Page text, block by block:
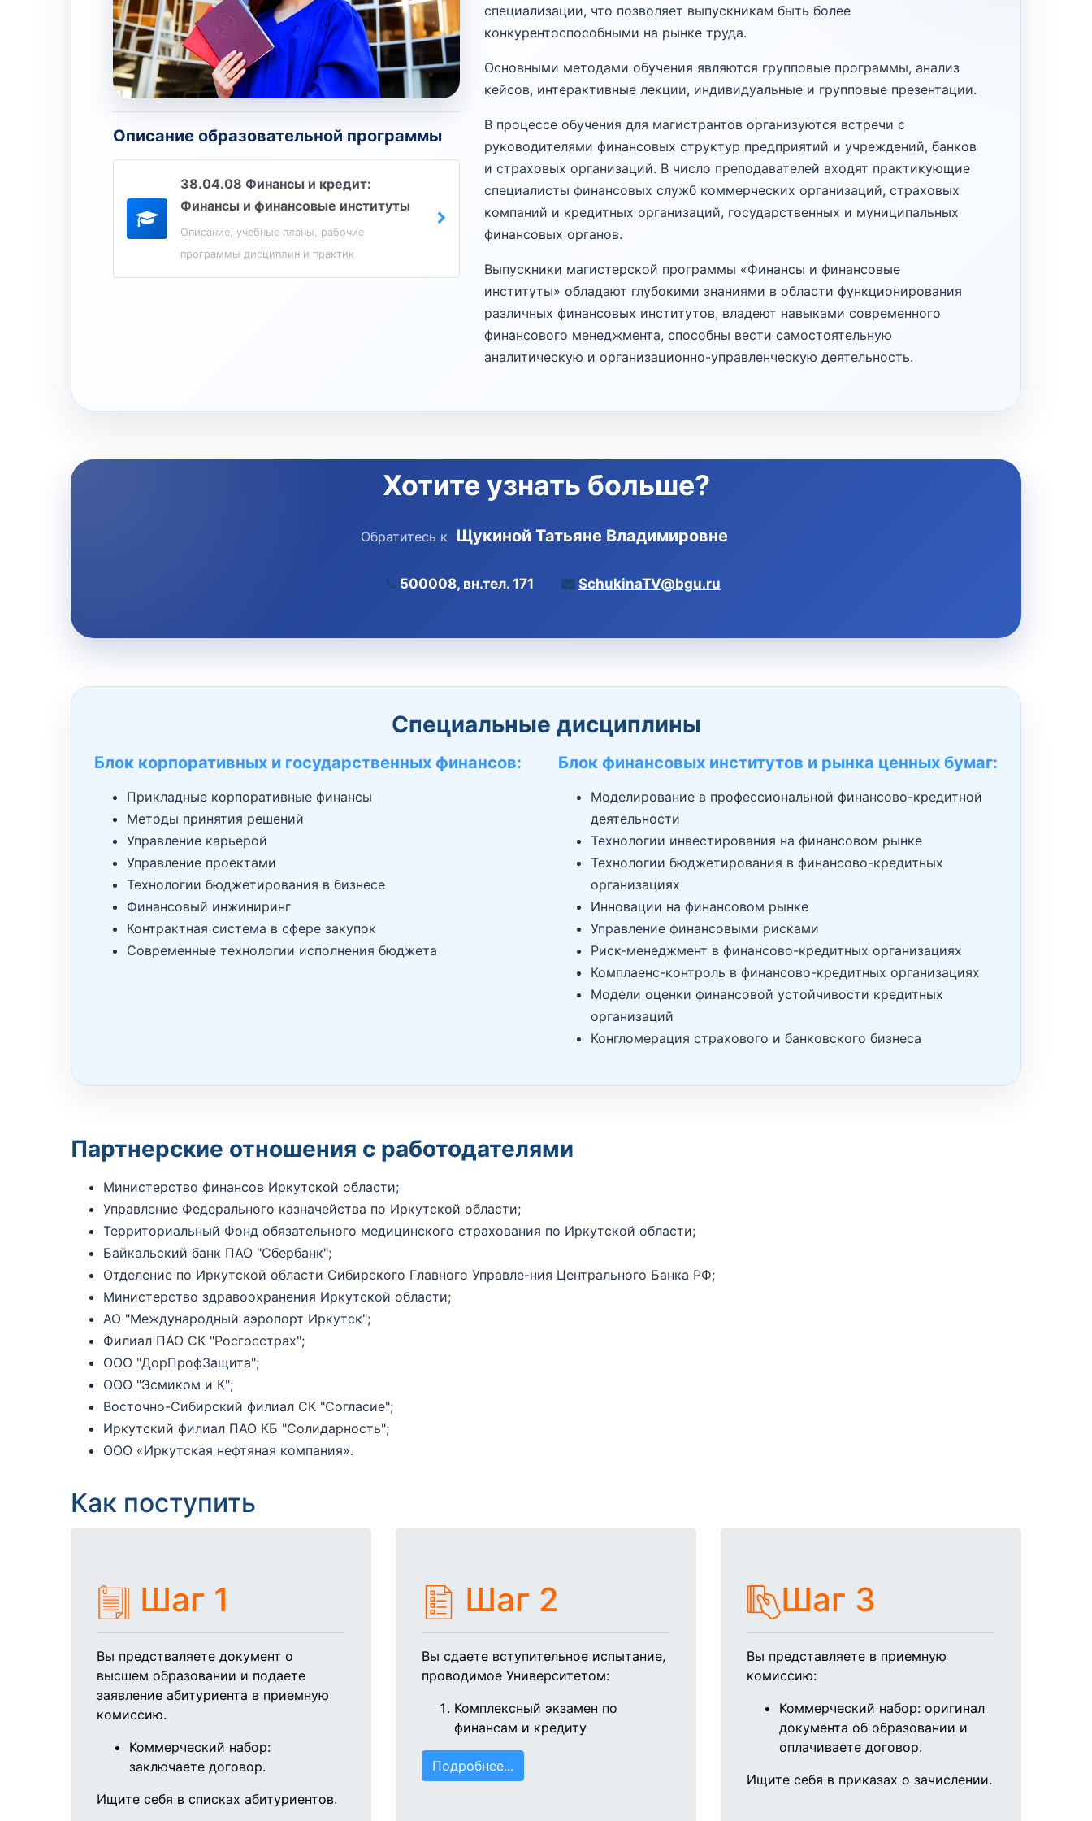
Описание образовательной программы
38.04.08 Финансы и кредит:
Финансы и финансовые институты
Описание, учебные планы, рабочие
программы дисциплин и практик
специализации, что позволяет выпускникам быть более
конкурентоспособными на рынке труда.
Основными методами обучения являются групповые программы, анализ
кейсов, интерактивные лекции, индивидуальные и групповые презентации.
В процессе обучения для магистрантов организуются встречи с
руководителями финансовых структур предприятий и учреждений, банков
и страховых организаций. В число преподавателей входят практикующие
специалисты финансовых служб коммерческих организаций, страховых
компаний и кредитных организаций, государственных и муниципальных
финансовых органов.
Выпускники магистерской программы «Финансы и финансовые
институты» обладают глубокими знаниями в области функционирования
различных финансовых институтов, владеют навыками современного
финансового менеджмента, способны вести самостоятельную
аналитическую и организационно-управленческую деятельность.
Хотите узнать больше?
Обратитесь к Щукиной Татьяне Владимировне
500008, вн.тел. 171 SchukinaTV@bgu.ru
Специальные дисциплины
Блок корпоративных и государственных финансов:
Прикладные корпоративные финансы
Методы принятия решений
Управление карьерой
Управление проектами
Технологии бюджетирования в бизнесе
Финансовый инжиниринг
Контрактная система в сфере закупок
Современные технологии исполнения бюджета
Блок финансовых институтов и рынка ценных бумаг:
Моделирование в профессиональной финансово-кредитной
деятельности
Технологии инвестирования на финансовом рынке
Технологии бюджетирования в финансово-кредитных
организациях
Инновации на финансовом рынке
Управление финансовыми рисками
Риск-менеджмент в финансово-кредитных организациях
Комплаенс-контроль в финансово-кредитных организациях
Модели оценки финансовой устойчивости кредитных
организаций
Конгломерация страхового и банковского бизнеса
Партнерские отношения с работодателями
Министерство финансов Иркутской области;
Управление Федерального казначейства по Иркутской области;
Территориальный Фонд обязательного медицинского страхования по Иркутской области;
Байкальский банк ПАО "Сбербанк";
Отделение по Иркутской области Сибирского Главного Управле-ния Центрального Банка РФ;
Министерство здравоохранения Иркутской области;
АО "Международный аэропорт Иркутск";
Филиал ПАО СК "Росгосстрах";
ООО "ДорПрофЗащита";
ООО "Эсмиком и К";
Восточно-Сибирский филиал СК "Согласие";
Иркутский филиал ПАО КБ "Солидарность";
ООО «Иркутская нефтяная компания».
Как поступить
Шаг 1
Вы предстваляете документ о
высшем образовании и подаете
заявление абитуриента в приемную
комиссию.
Коммерческий набор:
заключаете договор.
Ищите себя в списках абитуриентов.
Шаг 2
Вы сдаете вступительное испытание,
проводимое Университетом:
Комплексный экзамен по
финансам и кредиту
Подробнее...
Шаг 3
Вы представляете в приемную
комиссию:
Коммерческий набор: оригинал
документа об образовании и
оплачиваете договор.
Ищите себя в приказах о зачислении.